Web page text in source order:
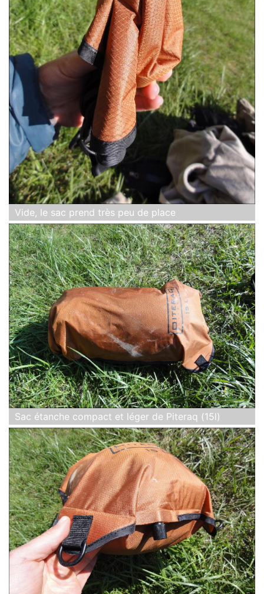
Vide, le sac prend très peu de place
Sac étanche compact et léger de Piteraq (15l)